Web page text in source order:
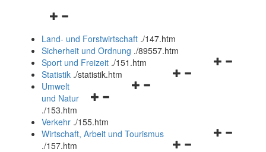
Navigationsmenü
und
schließen
Land- und Forstwirtschaft ./147.htm
Sicherheit und Ordnung ./89557.htm
Navigationsmenü
Sport und Freizeit ./151.htm
Navigationsmenü
Statistik ./statistik.htm
Navigationsmenü
und
schließen
Umwelt
und Natur
./153.htm
Verkehr ./155.htm
Navigationsmenü
Wirtschaft, Arbeit und Tourismus
./157.htm